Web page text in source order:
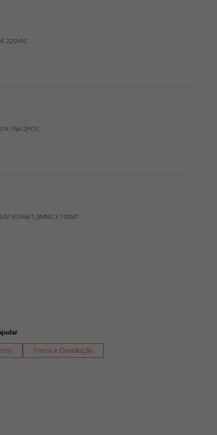
220VAC
1NA 2POS
VD/AM 1,0MM2 X 100MT
Troca e Devolução